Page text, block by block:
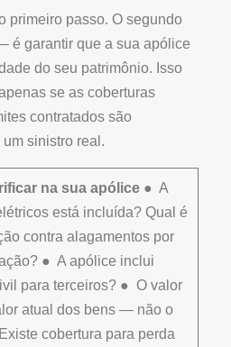
primeiro passo. O segundo
é garantir que a sua apólice
do seu patrimônio. Isso
se as coberturas
contratados são
sinistro real.
na sua apólice ● A
está incluída? Qual é
contra alagamentos por
● A apólice inclui
para terceiros? ● O valor
atual dos bens — não o
cobertura para perda